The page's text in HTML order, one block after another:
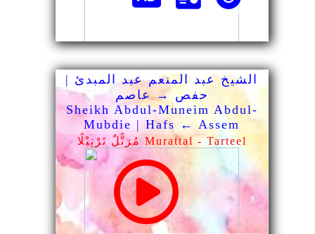
الشيخ عبد المنعم عبد المبدئ |
حفص → عاصم
Sheikh Abdul-Muneim Abdul-
Mubdie | Hafs ← Assem
مُرَتًّلٌ تَرْتِيْلًا Murattal - Tarteel